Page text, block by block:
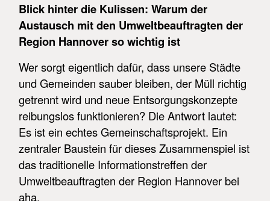
Blick hinter die Kulissen: Warum der
Austausch mit den Umweltbeauftragten der
Region Hannover so wichtig ist
Wer sorgt eigentlich dafür, dass unsere Städte
und Gemeinden sauber bleiben, der Müll richtig
getrennt wird und neue Entsorgungskonzepte
reibungslos funktionieren? Die Antwort lautet:
Es ist ein echtes Gemeinschaftsprojekt. Ein
zentraler Baustein für dieses Zusammenspiel ist
das traditionelle Informationstreffen der
Umweltbeauftragten der Region Hannover bei
aha.